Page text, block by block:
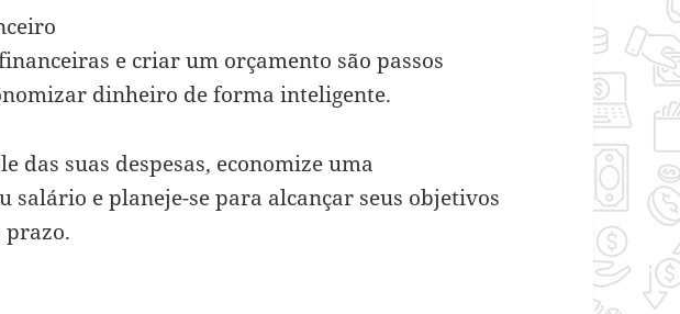
e criar um orçamento são passos
dinheiro de forma inteligente.
das suas despesas, economize uma
salário e planeje-se para alcançar seus objetivos
prazo.